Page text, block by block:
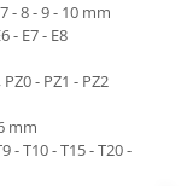
- 8 - 9 - 10 mm
- E7 - E8
- PZ1 - PZ2
mm
- T10 - T15 - T20 -